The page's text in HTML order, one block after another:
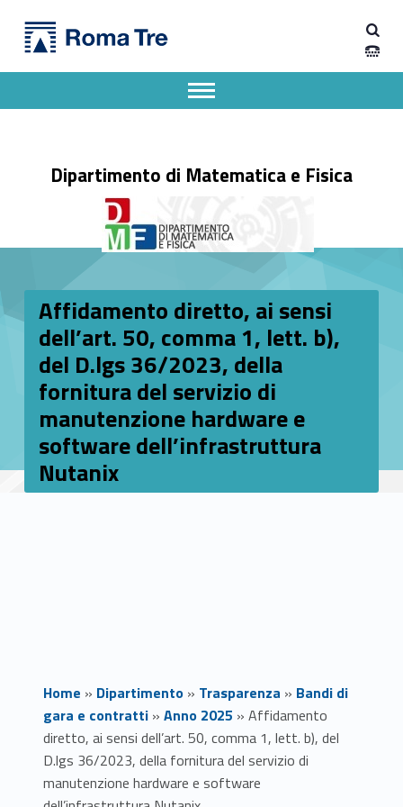
Affidamento diretto, ai sensi dell’art. 50, comma 1, lett. b), del D.lgs 36/2023, della fornitura del servizio di manutenzione hardware e software dell’infrastruttura Nutanix - Dipartimento di Matematica e Fisica
Dipartimento di Matematica e Fisica dell'Università degli Studi Roma Tre
Dipartimento di Matematica e Fisica
Apri il menu secondario
Header info sidebar
Affidamento diretto, ai sensi
dell’art. 50, comma 1, lett. b),
del D.lgs 36/2023, della
fornitura del servizio di
manutenzione hardware e
software dell’infrastruttura
Nutanix
Home » Dipartimento» Trasparenza » Bandi di
gara e contratti» Anno 2025 » Affidamento
diretto, ai sensi dell’art. 50, comma 1, lett. b), del
D.lgs 36/2023, della fornitura del servizio di
manutenzione hardware e software